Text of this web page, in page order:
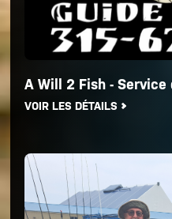
A Will 2 Fish - Service
VOIR LES DÉTAILS